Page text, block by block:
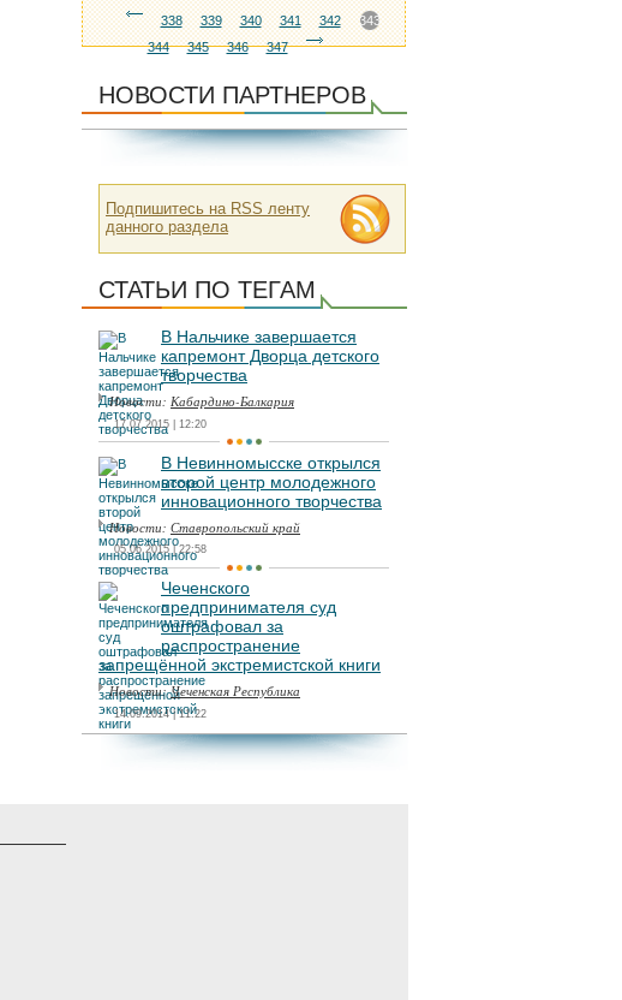
338 339 340 341 342
343
344
345 346 347
НОВОСТИ ПАРТНЕРОВ
Подпишитесь на RSS ленту
данного раздела
СТАТЬИ ПО ТЕГАМ
В Нальчике завершается
капремонт Дворца детского
творчества
Новости: Кабардино-Балкария
17.07.2015 | 12:20
В Невинномысске открылся
второй центр молодежного
инновационного творчества
Новости: Ставропольский край
05.06.2015 | 22:58
Чеченского
предпринимателя суд
оштрафовал за
распространение
запрещённой экстремистской книги
Новости:Чеченская Республика
14.09.2014 | 11:22